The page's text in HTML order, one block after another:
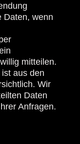
Daten, wenn
mitteilen.
aus den
Wir
Daten
Anfragen.